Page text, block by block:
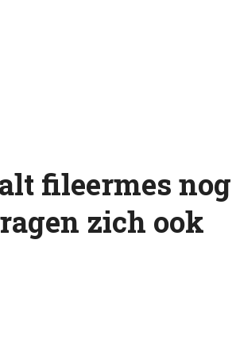
fileermes nog
zich ook